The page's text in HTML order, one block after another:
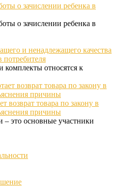
о зачислении ребенка в
о зачислении ребенка в
и ненадлежащего качества
потребителя
относятся к
возврат товара по закону в
причины
это основные участники